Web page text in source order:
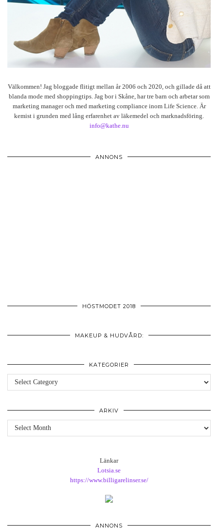
Välkommen! Jag bloggade flitigt mellan år 2006 och 2020, och gillade då att
blanda mode med shoppingtips. Jag bor i Skåne, har tre barn och arbetar som
marketing manager och med marketing compliance inom Life Science. Är
kemist i grunden med lång erfarenhet av läkemedel och marknadsföring.
info@kathe.nu
ANNONS
HÖSTMODET 2018
MAKEUP & HUDVÅRD:
KATEGORIER
Kategorier
ARKIV
Arkiv
Länkar
Lotsia.se
https://www.billigarelinser.se/
ANNONS